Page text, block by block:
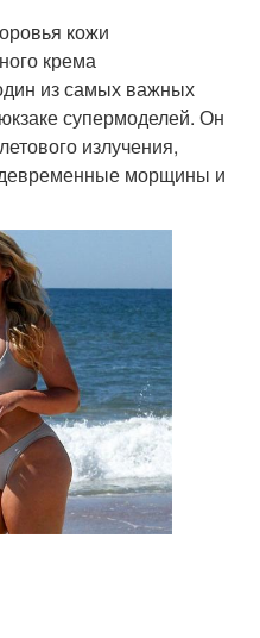
кожи
крема
из самых важных
супермоделей. Он
излучения,
морщины и